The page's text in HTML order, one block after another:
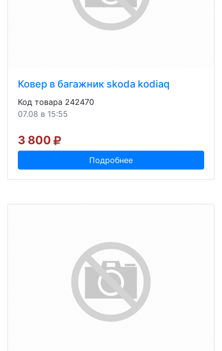
Ковер в багажник skoda kodiaq
Код товара 242470
07.08 в 15:55
3 800
Подробнее